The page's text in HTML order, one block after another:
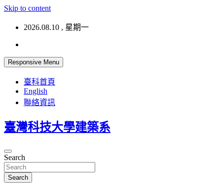
Skip to content
2026.08.10 , 星期一
Responsive Menu
臺科首頁
English
聯絡資訊
臺灣科技大學建築系
Search
Search